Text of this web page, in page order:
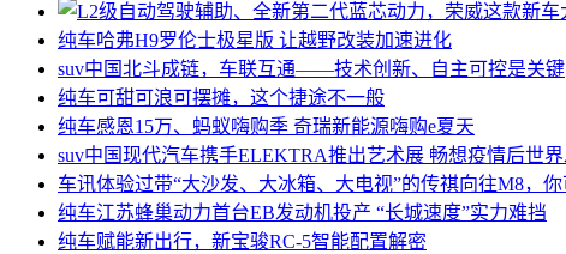
纯车哈弗H9罗伦士极星版 让越野改装加速进化
suv中国北斗成链，车联互通——技术创新、自主可控是关键
纯车可甜可浪可摆摊，这个捷途不一般
纯车感恩15万、蚂蚁嗨购季 奇瑞新能源嗨购e夏天
suv中国现代汽车携手ELEKTRA推出艺术展 畅想疫情后世
车讯体验过带“大沙发、大冰箱、大电视”的传祺向往M8，
纯车江苏蜂巢动力首台EB发动机投产 “长城速度”实力难挡
纯车赋能新出行，新宝骏RC-5智能配置解密